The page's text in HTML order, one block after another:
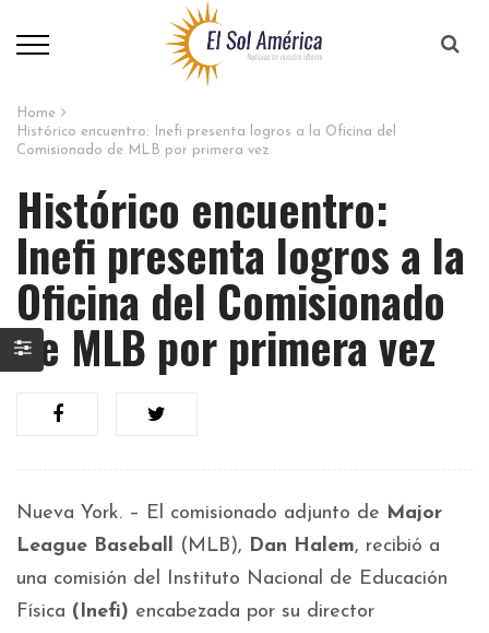
Home
Histórico encuentro: Inefi presenta logros a la Oficina del
Comisionado de MLB por primera vez
Histórico encuentro:
Inefi presenta logros a la
Oficina del Comisionado
de MLB por primera vez
Nueva York. – El comisionado adjunto de Major
League Baseball (MLB), Dan Halem, recibió a
una comisión del Instituto Nacional de Educación
Física (Inefi) encabezada por su director